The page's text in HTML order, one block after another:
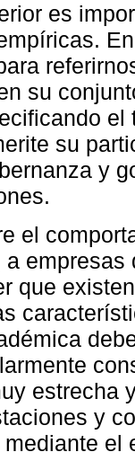
es
su
su
y
el
que
estrecha
y
el